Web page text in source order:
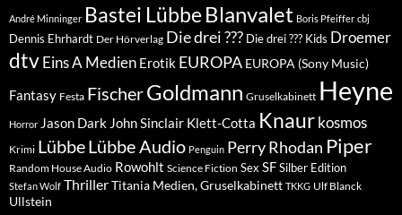
André Minninger Bastei Lübbe Blanvalet Boris Pfeiffer cbj
Dennis Ehrhardt Der Hörverlag Die drei ??? Die drei ??? Kids Droemer
dtvEins A Medien Erotik EUROPA EUROPA (Sony Music)
Fantasy Festa FischerGoldmann Gruselkabinett Heyne
Horror Jason Dark John Sinclair Klett-Cotta Knaur kosmos
Krimi LübbeLübbe Audio Penguin Perry Rhodan Piper
Random House Audio Rowohlt Science Fiction Sex SFSilber Edition
Stefan Wolf ThrillerTitania Medien, Gruselkabinett TKKG Ulf Blanck
Ullstein